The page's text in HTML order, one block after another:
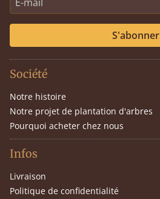
S'abonner
Société
Notre histoire
Notre projet de plantation d'arbres
Pourquoi acheter chez nous
Infos
Livraison
Politique de confidentialité